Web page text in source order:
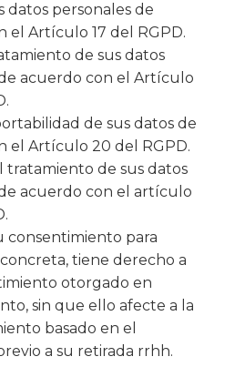
datos personales de
el Artículo 17 del RGPD.
de sus datos
acuerdo con el Artículo
de sus datos de
el Artículo 20 del RGPD.
tratamiento de sus datos
acuerdo con el artículo
consentimiento para
tiene derecho a
otorgado en
sin que ello afecte a la
basado en el
a su retirada rrhh.